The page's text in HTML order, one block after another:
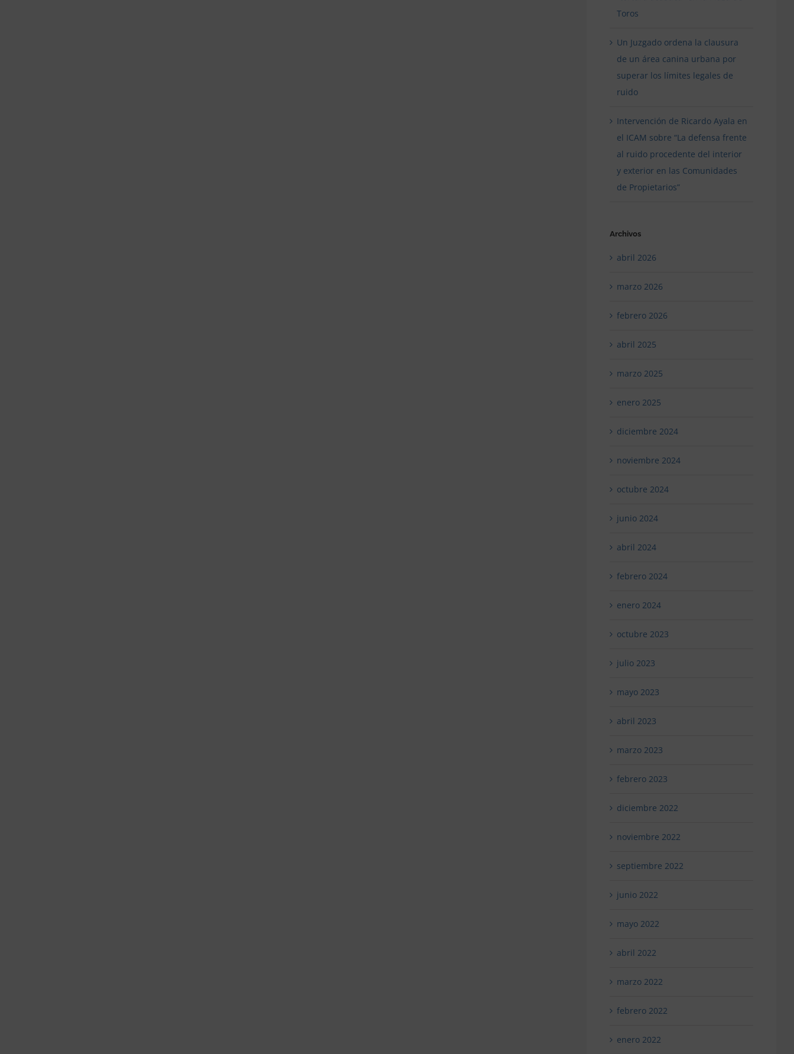
Toros
Un Juzgado ordena la clausura
de un área canina urbana por
superar los límites legales de
ruido
Intervención de Ricardo Ayala en
el ICAM sobre “La defensa frente
al ruido procedente del interior
y exterior en las Comunidades
de Propietarios”
Archivos
abril 2026
marzo 2026
febrero 2026
abril 2025
marzo 2025
enero 2025
diciembre 2024
noviembre 2024
octubre 2024
junio 2024
abril 2024
febrero 2024
enero 2024
octubre 2023
julio 2023
mayo 2023
abril 2023
marzo 2023
febrero 2023
diciembre 2022
noviembre 2022
septiembre 2022
junio 2022
mayo 2022
abril 2022
marzo 2022
febrero 2022
enero 2022